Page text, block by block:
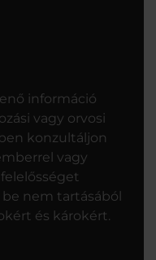
információ
vagy orvosi
konzultáljon
vagy
nem tartásából
és károkért.